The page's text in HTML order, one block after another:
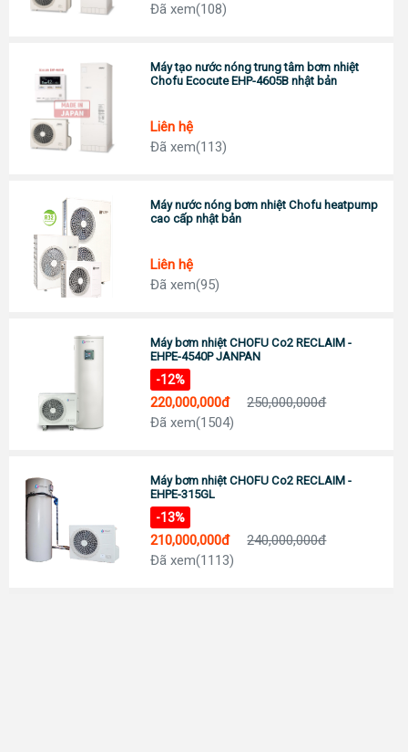
Đc: 743 Huỳnh Văn Lũy, Phường Bình Dương, TP Hồ Chí Minh
TP Tây Ninh
Đc: 573 Cách Mạng Tháng 8, Phường 3, TP Tây Ninh
Tel:0938 74 82 82
Chỉ đường
CẦN THƠ
Chỉ đường
PHÚ QUỐC
Đc: R303 Đường Ruby 3, Shophouse Bãi Kem, P An Thới, TP Phú Quốc
Tel:0906 82 82 82
Chỉ đường
Đã xem(108)
Máy tạo nước nóng trung tâm bơm nhiệt
Chofu Ecocute EHP-4605B nhật bản
Liên hệ
Đã xem(113)
Máy nước nóng bơm nhiệt Chofu heatpump
cao cấp nhật bản
Liên hệ
Đã xem(95)
Máy bơm nhiệt CHOFU Co2 RECLAIM -
EHPE-4540P JANPAN
-12%
220,000,000đ
250,000,000đ
Đã xem(1504)
Máy bơm nhiệt CHOFU Co2 RECLAIM -
EHPE-315GL
-13%
210,000,000đ
240,000,000đ
Đã xem(1113)